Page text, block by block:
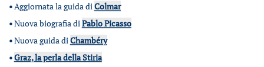
•Aggiornata la guida diColmar
•Nuova biografia diPablo Picasso
•Nuova guida diChambéry
•Graz, la perla della Stiria